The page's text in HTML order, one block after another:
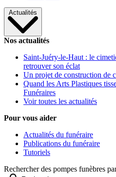
Actualités
Nos actualités
Saint-Juéry-le-Haut : le
retrouver son éclat
Un projet de construction de
Quand les Arts Plastiques
Funéraires
Voir toutes les actualités
Pour vous aider
Actualités du funéraire
Publications du funéraire
Tutoriels
Rechercher des pompes funèbres